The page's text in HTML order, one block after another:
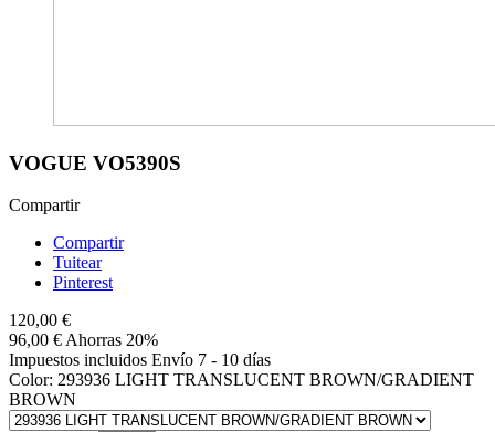
VOGUE VO5390S
Compartir
Compartir
Tuitear
Pinterest
120,00 €
96,00 €Ahorras 20%
Impuestos incluidos Envío 7 - 10 días
Color: 293936 LIGHT TRANSLUCENT BROWN/GRADIENT
BROWN